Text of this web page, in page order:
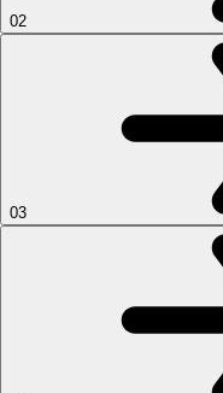
02
03